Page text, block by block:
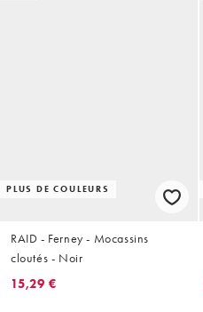
PLUS DE COULEURS
RAID - Ferney - Mocassins
cloutés - Noir
15,29 €